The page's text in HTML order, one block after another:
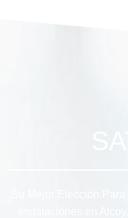
Su Mejor Elección
Instalaciones en